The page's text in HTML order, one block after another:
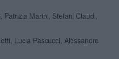
Marini, Stefani Claudi,
Lucia Pascucci, Alessandro